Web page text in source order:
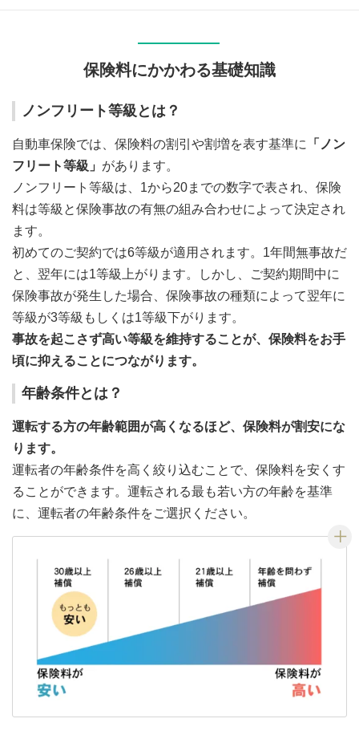
保険料にかかわる基礎知識
ノンフリート等級とは？
自動車保険では、保険料の割引や割増を表す基準に
「ノン
フリート等級」 があります。
ノンフリート等級は、1から20までの数字で表され、保険
料は等級と保険事故の有無の組み合わせによって決定され
ます。
初めてのご契約では6等級が適用されます。1年間無事故だ
と、翌年には1等級上がります。しかし、ご契約期間中に
保険事故が発生した場合、保険事故の種類によって翌年に
等級が3等級もしくは1等級下がります。
事故を起こさず高い等級を維持することが、保険料をお手
頃に抑えることにつながります。
年齢条件とは？
運転する方の年齢範囲が高くなるほど、保険料が割安にな
ります。
運転者の年齢条件を高く絞り込むことで、保険料を安くす
ることができます。運転される最も若い方の年齢を基準
に、運転者の年齢条件をご選択ください。